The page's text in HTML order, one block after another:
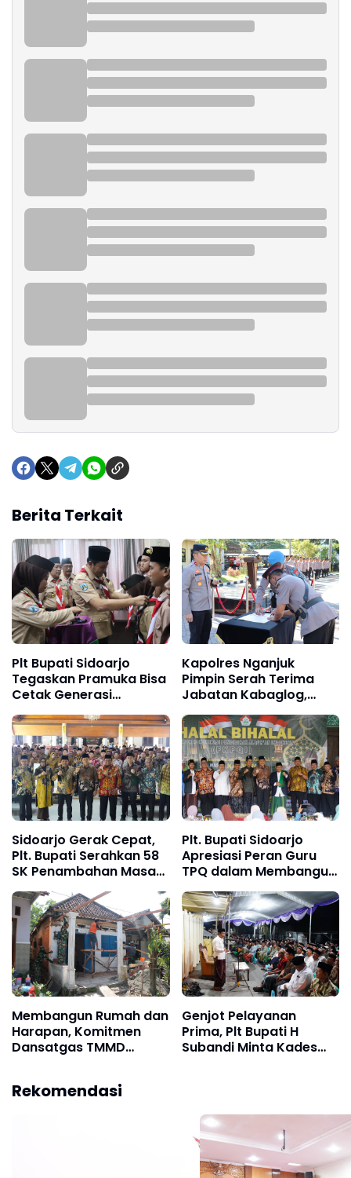
Berita Terkait
Plt Bupati Sidoarjo
Tegaskan Pramuka Bisa
Cetak Generasi
Berkualitas
Kapolres Nganjuk
Pimpin Serah Terima
Jabatan Kabaglog,
Kasat Bimas dan
Kapolsek Ngluyu
Sidoarjo Gerak Cepat,
Plt. Bupati Serahkan 58
SK Penambahan Masa
Jabatan Kades
Plt. Bupati Sidoarjo
Apresiasi Peran Guru
TPQ dalam Membangun
Karakter Bangsa
Membangun Rumah dan
Harapan, Komitmen
Dansatgas TMMD
Masyarakat.
Genjot Pelayanan
Prima, Plt Bupati H
Subandi Minta Kades
Rekomendasi